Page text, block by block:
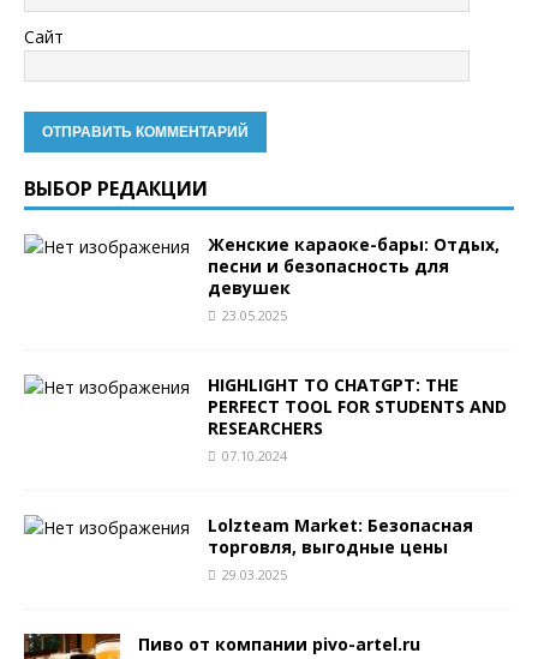
Сайт
ВЫБОР РЕДАКЦИИ
Женские караоке-бары: Отдых,
песни и безопасность для
девушек
23.05.2025
HIGHLIGHT TO CHATGPT: THE
PERFECT TOOL FOR STUDENTS AND
RESEARCHERS
07.10.2024
Lolzteam Market: Безопасная
торговля, выгодные цены
29.03.2025
Пиво от компании pivo-artel.ru